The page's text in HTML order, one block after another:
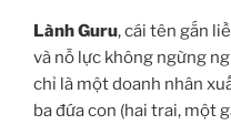
Lành Guru, cái tên gắn
và nỗ lực không ngừng
chỉ là một doanh nhân
ba đứa con (hai trai, một